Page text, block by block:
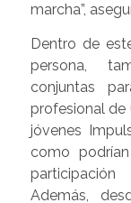
marcha”,
Dentro de
persona,
conjuntas
profesional de
jóvenes
como
Además,